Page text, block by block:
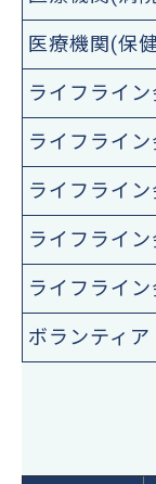
医療機関(保
ライフライ
ライフライ
ライフライ
ライフライ
ライフライ
ボランティア